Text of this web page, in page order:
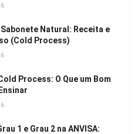
Natural: Receita e
(Cold Process)
Process: O Que um Bom
1 e Grau 2 na ANVISA: